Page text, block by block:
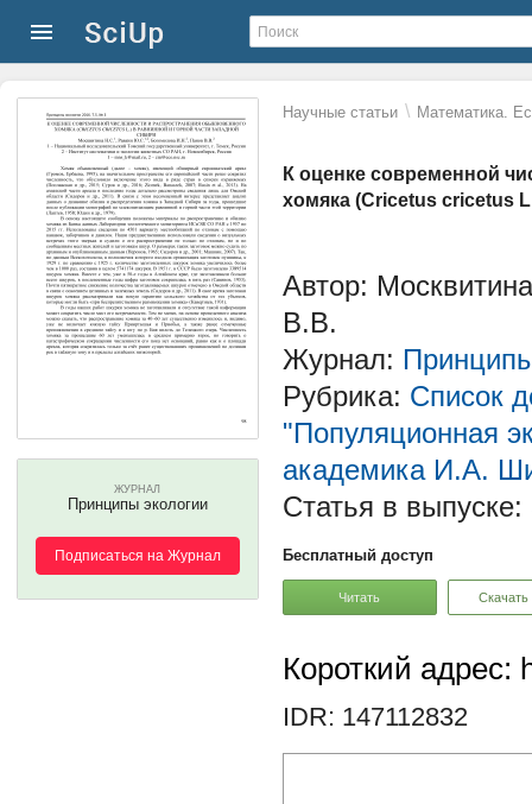
Научные статьи \ Математика.
К оценке современной
хомяка (Cricetus cricetus
ЖУРНАЛ
Принципы экологии
Подписаться на Журнал
Автор:
В.В.
Журнал:
Рубрика: Список
"Популяционная
академика И.А.
Статья в выпуске:
Бесплатный доступ
Читать Скачать
Короткий адрес:
IDR: 147112832